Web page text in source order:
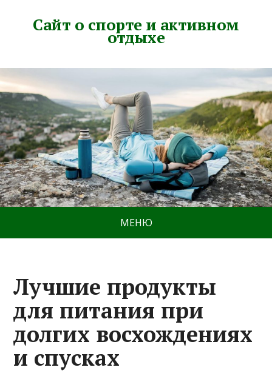
Сайт о спорте и активном
отдыхе
МЕНЮ
Лучшие продукты
для питания при
долгих восхождениях
и спусках